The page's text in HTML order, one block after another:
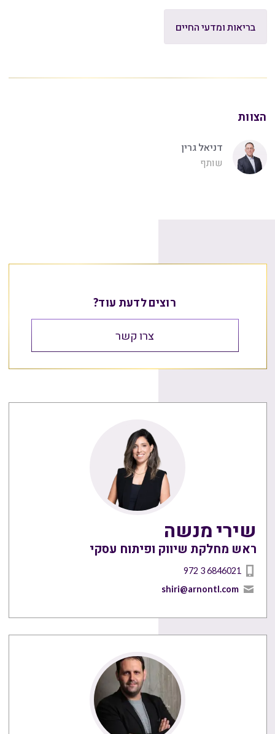
בריאות ומדעי החיים
הצוות
דניאל גרין
שותף
רוצים לדעת עוד?
צרו קשר
שירי מנשה
ראש מחלקת שיווק ופיתוח עסקי
972 3 6846021
shiri@arnontl.com